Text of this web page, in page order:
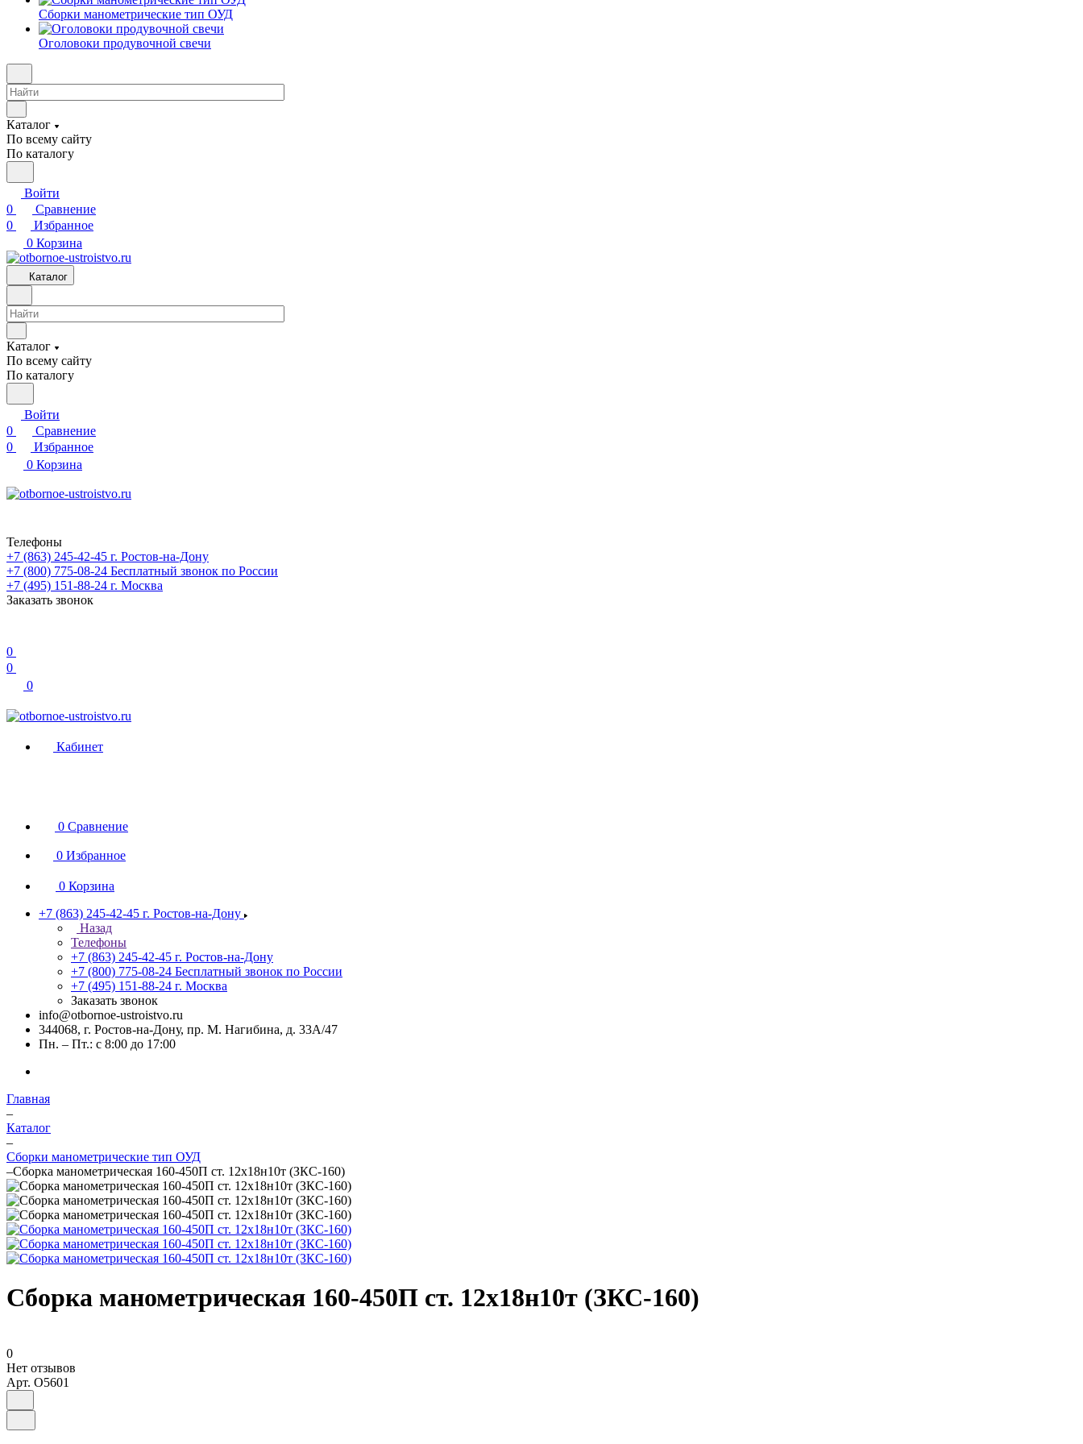
Сборки манометрические тип ОУД
Оголовоки продувочной свечи
Каталог
По всему сайту
По каталогу
Войти
0
Сравнение
0
Избранное
0 Корзина
Каталог
Каталог
По всему сайту
По каталогу
Войти
0
Сравнение
0
Избранное
0 Корзина
Телефоны
+7 (863) 245-42-45 г. Ростов-на-Дону
+7 (800) 775-08-24 Бесплатный звонок по России
+7 (495) 151-88-24 г. Москва
Заказать звонок
0
0
0
Кабинет
0 Сравнение
0 Избранное
0 Корзина
+7 (863) 245-42-45 г. Ростов-на-Дону
Назад
Телефоны
+7 (863) 245-42-45 г. Ростов-на-Дону
+7 (800) 775-08-24 Бесплатный звонок по России
+7 (495) 151-88-24 г. Москва
Заказать звонок
info@otbornoe-ustroistvo.ru
344068, г. Ростов-на-Дону, пр. М. Нагибина, д. 33А/47
Пн. – Пт.: с 8:00 до 17:00
Главная
–
Каталог
–
Сборки манометрические тип ОУД
–Сборка манометрическая 160-450П ст. 12х18н10т (ЗКС-160)
Сборка манометрическая 160-450П ст. 12х18н10т (ЗКС-160)
0
Нет отзывов
Арт. O5601